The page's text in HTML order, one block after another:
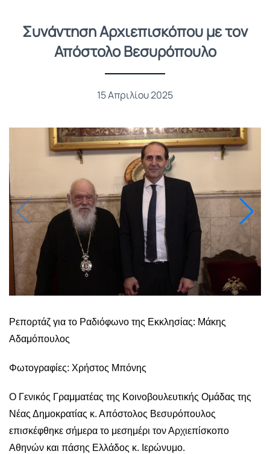
Συνάντηση Αρχιεπισκόπου με τον
Απόστολο Βεσυρόπουλο
15 Απριλίου 2025
Ρεπορτάζ για το Ραδιόφωνο της Εκκλησίας: Μάκης
Αδαμόπουλος
Φωτογραφίες: Χρήστος Μπόνης
Ο Γενικός Γραμματέας της Κοινοβουλευτικής Ομάδας της
Νέας Δημοκρατίας κ. Απόστολος Βεσυρόπουλος
επισκέφθηκε σήμερα το μεσημέρι τον Αρχιεπίσκοπο
Αθηνών και πάσης Ελλάδος κ. Ιερώνυμο.